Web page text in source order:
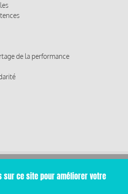
de la performance
- Réalisé parCafffeine
sur ce site pour améliorer votre